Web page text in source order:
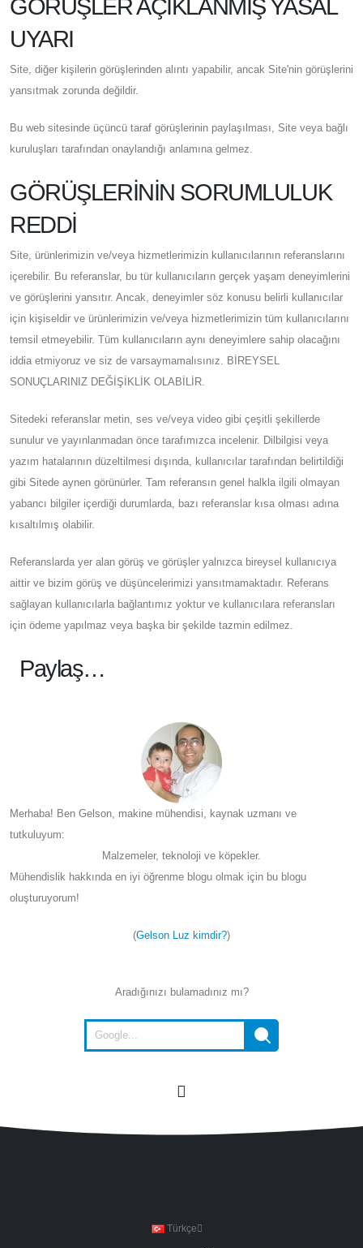
GÖRÜŞLER AÇIKLANMIŞ YASAL
UYARI
Site, diğer kişilerin görüşlerinden alıntı yapabilir, ancak Site'nin görüşlerini
yansıtmak zorunda değildir.
Bu web sitesinde üçüncü taraf görüşlerinin paylaşılması, Site veya bağlı
kuruluşları tarafından onaylandığı anlamına gelmez.
GÖRÜŞLERİNİN SORUMLULUK
REDDİ
Site, ürünlerimizin ve/veya hizmetlerimizin kullanıcılarının referanslarını
içerebilir. Bu referanslar, bu tür kullanıcıların gerçek yaşam deneyimlerini
ve görüşlerini yansıtır. Ancak, deneyimler söz konusu belirli kullanıcılar
için kişiseldir ve ürünlerimizin ve/veya hizmetlerimizin tüm kullanıcılarını
temsil etmeyebilir. Tüm kullanıcıların aynı deneyimlere sahip olacağını
iddia etmiyoruz ve siz de varsaymamalısınız. BİREYSEL
SONUÇLARINIZ DEĞİŞİKLİK OLABİLİR.
Sitedeki referanslar metin, ses ve/veya video gibi çeşitli şekillerde
sunulur ve yayınlanmadan önce tarafımızca incelenir. Dilbilgisi veya
yazım hatalarının düzeltilmesi dışında, kullanıcılar tarafından belirtildiği
gibi Sitede aynen görünürler. Tam referansın genel halkla ilgili olmayan
yabancı bilgiler içerdiği durumlarda, bazı referanslar kısa olması adına
kısaltılmış olabilir.
Referanslarda yer alan görüş ve görüşler yalnızca bireysel kullanıcıya
aittir ve bizim görüş ve düşüncelerimizi yansıtmamaktadır. Referans
sağlayan kullanıcılarla bağlantımız yoktur ve kullanıcılara referansları
için ödeme yapılmaz veya başka bir şekilde tazmin edilmez.
Paylaş…
Merhaba! Ben Gelson, makine mühendisi, kaynak uzmanı ve
tutkuluyum:
Malzemeler, teknoloji ve köpekler.
Mühendislik hakkında en iyi öğrenme blogu olmak için bu blogu
oluşturuyorum!
(Gelson Luz kimdir?)
Aradığınızı bulamadınız mı?
Türkçe